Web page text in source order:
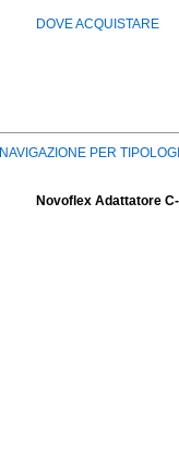
DOVE ACQUISTARE
NAVIGAZIONE PER
Novoflex Adattatore